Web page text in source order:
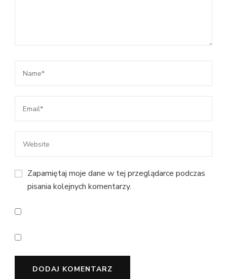
Zapamiętaj moje dane w tej przeglądarce podczas
pisania kolejnych komentarzy.